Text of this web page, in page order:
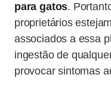
para gatos.
proprietários
associados a essa
ingestão de
provocar sintomas